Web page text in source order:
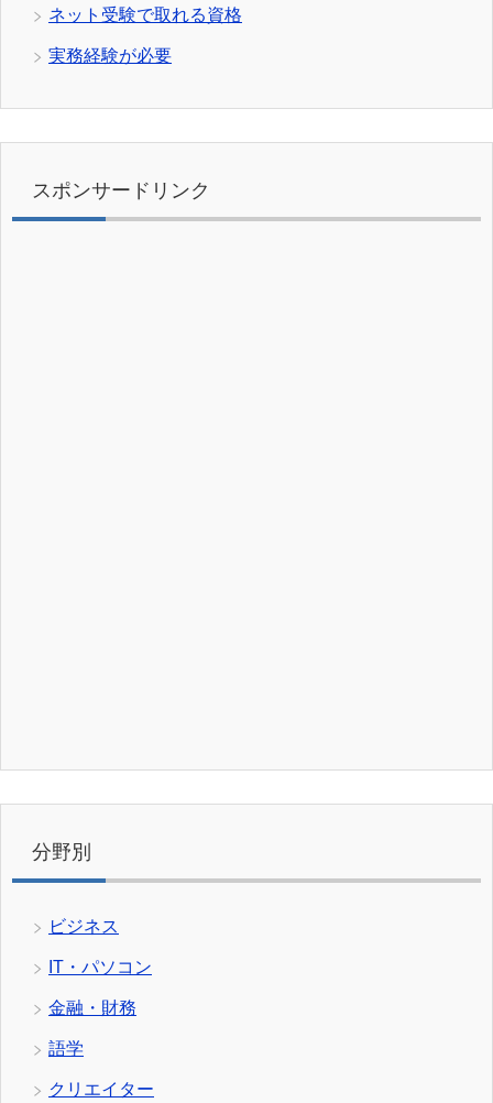
ネット受験で取れる資格
実務経験が必要
スポンサードリンク
分野別
ビジネス
IT・パソコン
金融・財務
語学
クリエイター